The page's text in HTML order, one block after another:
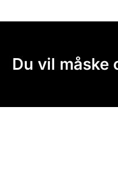
Du vil måske